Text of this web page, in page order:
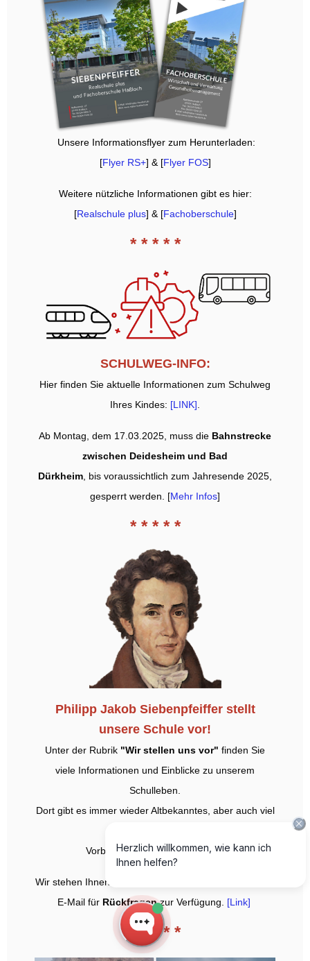
Unsere Informationsflyer zum Herunterladen:
[Flyer RS+] & [Flyer FOS]
Weitere nützliche Informationen gibt es hier:
[Realschule plus] & [Fachoberschule]
* * * * *
SCHULWEG-INFO:
Hier finden Sie aktuelle Informationen zum Schulweg
Ihres Kindes: [LINK]
Ab Montag, dem 17.03.2025, muss die Bahnstrecke
zwischen Deidesheim und Bad
Dürkheim , bis voraussichtlich zum Jahresende 2025,
gesperrt werden. [Mehr Infos]
* * * * *
Philipp Jakob Siebenpfeiffer stellt
unsere Schule vor!
Unter der Rubrik "Wir stellen uns vor" finden Sie
viele Informationen und Einblicke zu unserem
Schulleben.
Dort gibt es immer wieder Altbekanntes, aber auch viel
Vorbeischauen lohnt sich![Link]
Wir stehen Ihnen aber auch gerne telefonisch oder per
E-Mail für Rückfragenzur Verfügung. [Link]
* * * * *